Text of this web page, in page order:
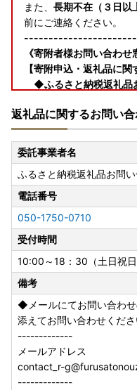
また、 長期不在（３日以
前にご連絡ください。
《寄附者様お問い合わせ
【寄附申込・返礼品に関
◆ふるさと納税返礼品
日祝日・年末年始を除く
Mail：contact_r-
【お盆期間中の対応につ
※お盆期間中のお問い合
くカレンダー通りの対応
※出荷自粛期間は、8月8
※期間中の寄附申込につ
なり、配送期間が前後す
ださい。
※お盆期間中に配送予定
ある場合は、期間中でも
荷・14日以内出荷・配送
返礼品に関するお問い
委託事業者名
ふるさと納税返礼品お問
電話番号
050-1750-0710
受付時間
10:00～18：30（土日祝日
備考
◆メールにてお問い合わ
添えてお問い合わせくださ
-------------
メールアドレス
contact_r-
-------------